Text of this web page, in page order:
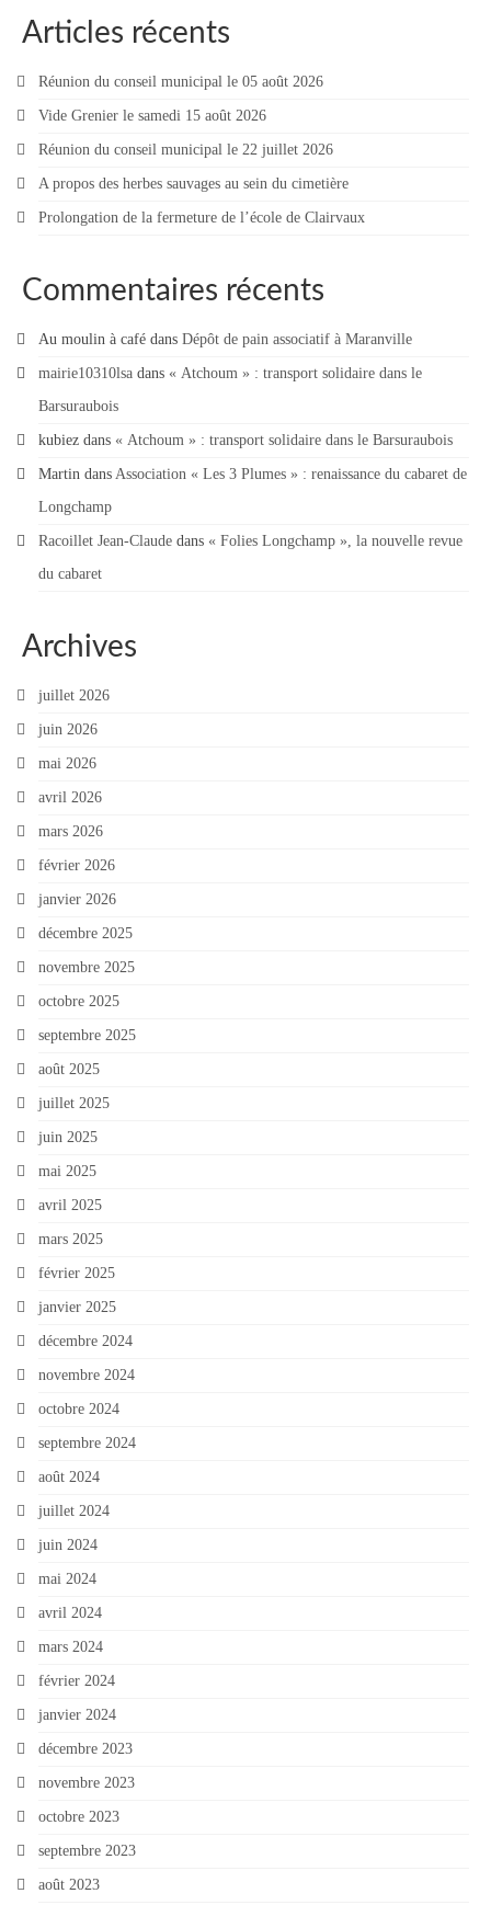
Aujon
Les réunions du Conseil municipal
La Communauté de communes
(CCRB)
Vie associative
Les associations
Contacter votre mairie
Informations légales
Articles récents
Réunion du conseil municipal le 05 août 2026
Vide Grenier le samedi 15 août 2026
Réunion du conseil municipal le 22 juillet 2026
A propos des herbes sauvages au sein du cimetière
Prolongation de la fermeture de l’école de Clairvaux
Commentaires récents
Au moulin à café dans Dépôt de pain associatif à Maranville
mairie10310lsa dans « Atchoum » : transport solidaire dans le
Barsuraubois
kubiez dans « Atchoum » : transport solidaire dans le Barsuraubois
Martin dans Association « Les 3 Plumes » : renaissance du cabaret de
Longchamp
Racoillet Jean-Claude dans « Folies Longchamp », la nouvelle revue
du cabaret
Archives
juillet 2026
juin 2026
mai 2026
avril 2026
mars 2026
février 2026
janvier 2026
décembre 2025
novembre 2025
octobre 2025
septembre 2025
août 2025
juillet 2025
juin 2025
mai 2025
avril 2025
mars 2025
février 2025
janvier 2025
décembre 2024
novembre 2024
octobre 2024
septembre 2024
août 2024
juillet 2024
juin 2024
mai 2024
avril 2024
mars 2024
février 2024
janvier 2024
décembre 2023
novembre 2023
octobre 2023
septembre 2023
août 2023